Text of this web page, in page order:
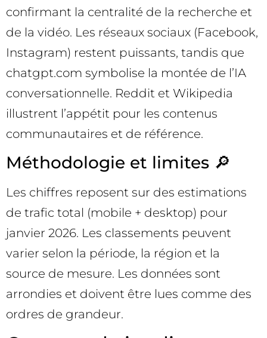
confirmant la centralité de la recherche et
de la vidéo. Les réseaux sociaux (Facebook,
Instagram) restent puissants, tandis que
chatgpt.com symbolise la montée de l’IA
conversationnelle. Reddit et Wikipedia
illustrent l’appétit pour les contenus
communautaires et de référence.
Méthodologie et limites 🔎
Les chiffres reposent sur des estimations
de trafic total (mobile + desktop) pour
janvier 2026. Les classements peuvent
varier selon la période, la région et la
source de mesure. Les données sont
arrondies et doivent être lues comme des
ordres de grandeur.